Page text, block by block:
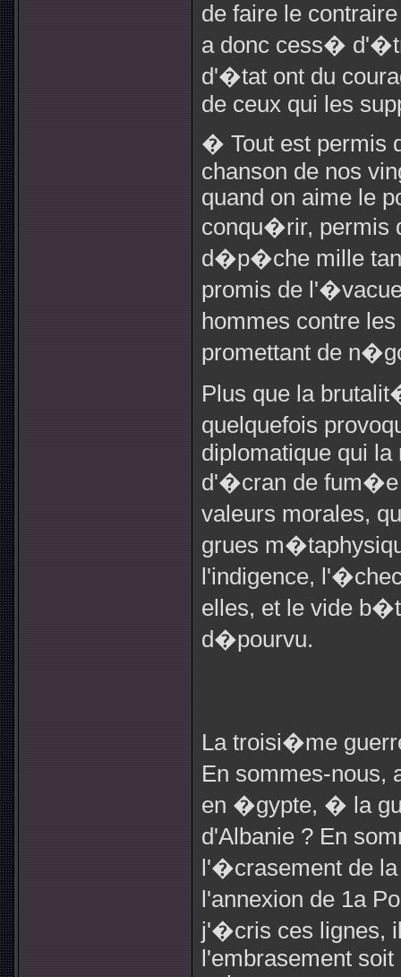
de faire le
a donc cess�
d'�tat ont du
de ceux qui les
� Tout est permis
chanson de nos
quand on aime le
conqu�rir, permis
d�p�che mille
promis de
hommes contre
promettant de
Plus que la
quelquefois
diplomatique qui
d'�cran de fum�e
valeurs morales,
grues
l'indigence,
elles, et le vide
d�pourvu.
La troisi�me
En sommes-
en �gypte, � la
d'Albanie ? En
l'�crasement de
l'annexion de 1a
j'�cris ces lignes,
l'embrasement